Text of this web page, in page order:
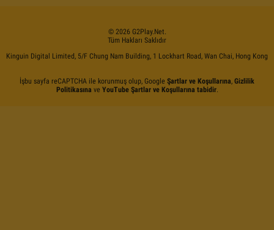
© 2026 G2Play.net.
Tüm Hakları Saklıdır
Kinguin Digital Limited, 5/F Chung Nam Building, 1 Lockhart Road, Wan Chai, Hong Kong
İşbu sayfa reCAPTCHA ile korunmuş olup, Google Şartlar ve Koşullarına, Gizlilik
Politikasına ve YouTube Şartlar ve Koşullarına tabidir.